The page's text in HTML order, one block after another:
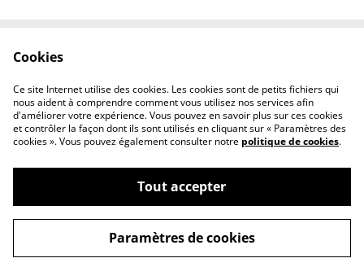
Privacy Policy
Cookie Policy
Conditions générales
©2026Le chaudron magique
powered by
Cookies
Ce site Internet utilise des cookies. Les cookies sont de petits fichiers qui
nous aident à comprendre comment vous utilisez nos services afin
d'améliorer votre expérience. Vous pouvez en savoir plus sur ces cookies
et contrôler la façon dont ils sont utilisés en cliquant sur « Paramètres des
cookies ». Vous pouvez également consulter notre politique de cookies.
Tout accepter
Paramètres de cookies